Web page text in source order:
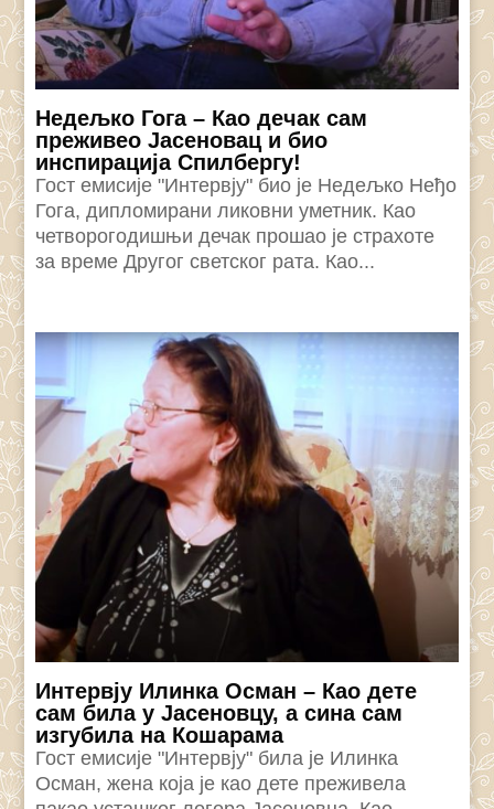
Недељко Гога – Као дечак сам
преживео Јасеновац и био
инспирација Спилбергу!
Гост емисије "Интервју" био је Недељко Неђо
Гога, дипломирани ликовни уметник. Као
четворогодишњи дечак прошао је страхоте
за време Другог светског рата. Као...
Интервју Илинка Осман – Као дете
сам била у Јасеновцу, а сина сам
изгубила на Кошарама
Гост емисије "Интервју" била је Илинка
Осман, жена која је као дете преживела